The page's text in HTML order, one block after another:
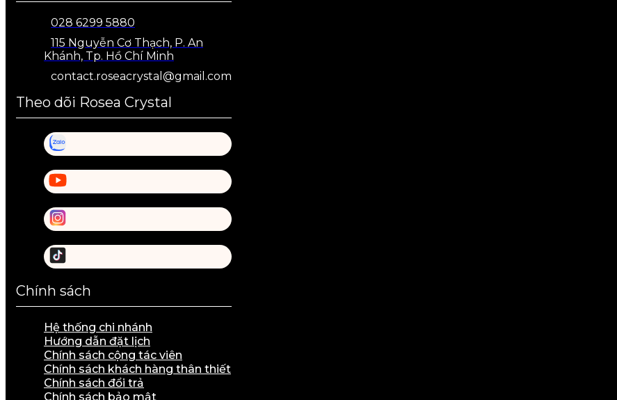
028 6299 5880
115 Nguyễn Cơ Thạch, P. An
Khánh, Tp. Hồ Chí Minh
contact.roseacrystal@gmail.com
Theo dõi Rosea Crystal
Chính sách
Hệ thống chi nhánh
Hướng dẫn đặt lịch
Chính sách cộng tác viên
Chính sách khách hàng thân thiết
Chính sách đổi trả
Chính sách bảo mật